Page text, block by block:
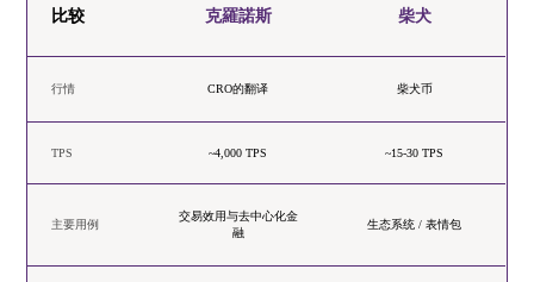
比较 克羅諾斯 柴犬
行情 CRO的翻译 柴犬币
TPS ~4,000 TPS ~15-30 TPS
主要用例
交易效用与去中心化金
融
生态系统 / 表情包